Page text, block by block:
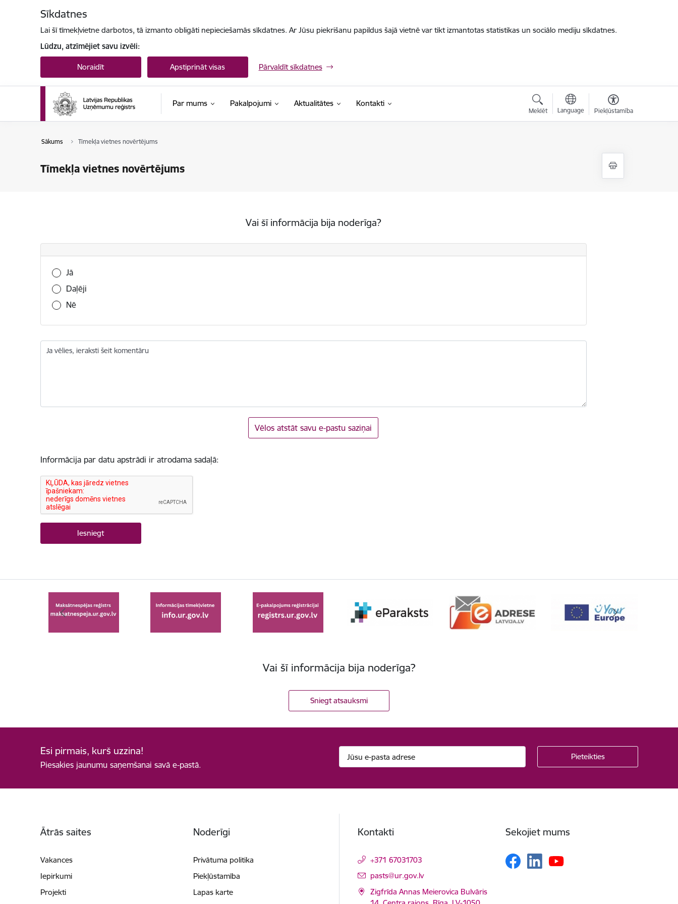
Sīkdatnes
Lai šī tīmekļvietne darbotos, tā izmanto obligāti nepieciešamās sīkdatnes. Ar Jūsu piekrišanu papildus šajā vietnē var tikt izmantotas statistikas un sociālo mediju sīkdatnes.
Lūdzu, atzīmējiet savu izvēli:
Noraidīt Apstiprināt visas Pārvaldīt sīkdatnes
Par mums Pakalpojumi Aktualitātes Kontakti
Meklēt Language Piekļūstamība
Sākums Tīmekļa vietnes novērtējums
Tīmekļa vietnes novērtējums
Vai šī informācija bija noderīga?
Vai šī informācija bija noderīga?
Jā
Daļēji
Nē
Ja vēlies, ieraksti šeit komentāru
Vēlos atstāt savu e-pastu saziņai
Informācija par datu apstrādi ir atrodama sadaļā:
Vai šī informācija bija noderīga?
Sniegt atsauksmi
Esi pirmais, kurš uzzina!
Piesakies jaunumu saņemšanai savā e-pastā.
Ātrās saites
Vakances
Iepirkumi
Projekti
Noderīgi
Privātuma politika
Piekļūstamība
Lapas karte
Kontakti
+371 67031703
E-pasts:
pasts@ur.gov.lv
Zigfrīda Annas Meierovica Bulvāris
Sekojiet mums